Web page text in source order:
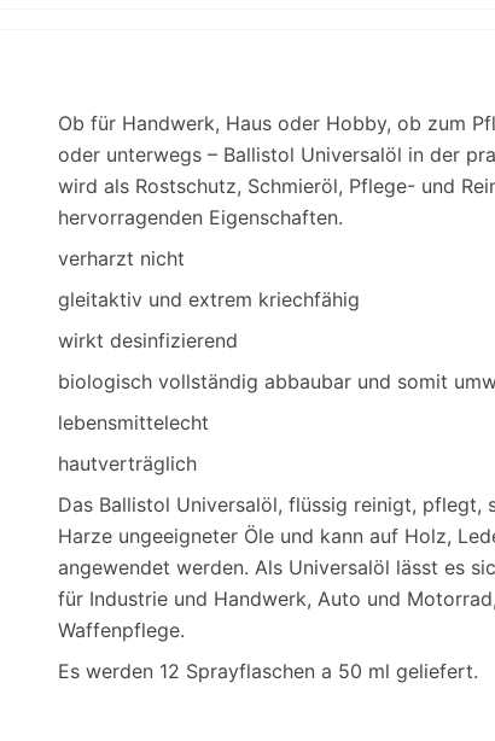
Ob für Handwerk, Haus oder Hobby, ob zum
oder unterwegs – Ballistol Universalöl in der
wird als Rostschutz, Schmieröl, Pflege- und
hervorragenden Eigenschaften.
verharzt nicht
gleitaktiv und extrem kriechfähig
wirkt desinfizierend
biologisch vollständig abbaubar und somit
lebensmittelecht
hautverträglich
Das Ballistol Universalöl, flüssig reinigt,
Harze ungeeigneter Öle und kann auf Holz,
angewendet werden. Als Universalöl lässt es
für Industrie und Handwerk, Auto und
Waffenpflege.
Es werden 12 Sprayflaschen a 50 ml geliefert.